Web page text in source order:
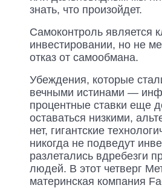
знать, что произойдет.
Самоконтроль является
инвестировании, но не
отказ от самообмана.
Убеждения, которые
вечными истинами —
процентные ставки еще
оставаться низкими,
нет, гигантские
никогда не подведут
разлетались вдребезги
людей. В этот четверг
материнская компания